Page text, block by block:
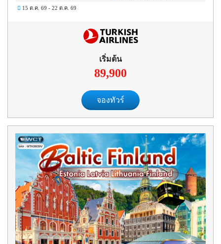
15 ต.ค. 69 - 22 ต.ค. 69
เริ่มต้น
89,900
จองทัวร์